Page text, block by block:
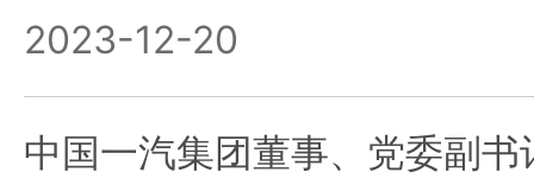
2023-12-20
中国一汽集团董事、党委副